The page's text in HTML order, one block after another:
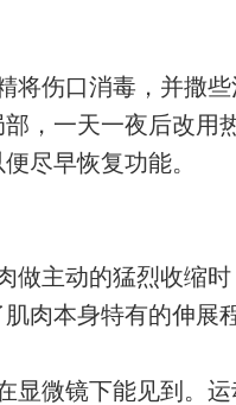
将伤口消毒，并撒
，一天一夜后改用
尽早恢复功能。
做主动的猛烈收缩
肉本身特有的伸展
微镜下能见到。运